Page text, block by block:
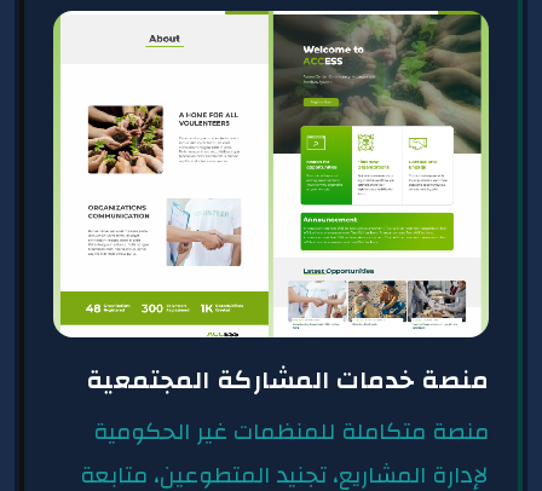
منصة خدمات المشاركة المجتمعية
منصة متكاملة للمنظمات غير الحكومية
لإدارة المشاريع، تجنيد المتطوعين، متابعة